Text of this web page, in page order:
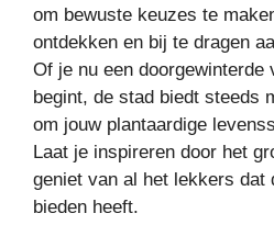
om bewuste keuzes te
ontdekken en bij te dragen
Of je nu een doorgewinterde
begint, de stad biedt steeds
om jouw plantaardige
Laat je inspireren door het
geniet van al het lekkers dat
bieden heeft.